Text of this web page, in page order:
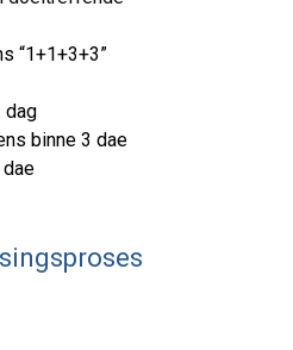
“1+1+3+3”
dag
binne 3 dae